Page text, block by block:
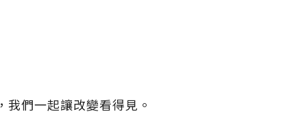
們一起讓改變看得見。